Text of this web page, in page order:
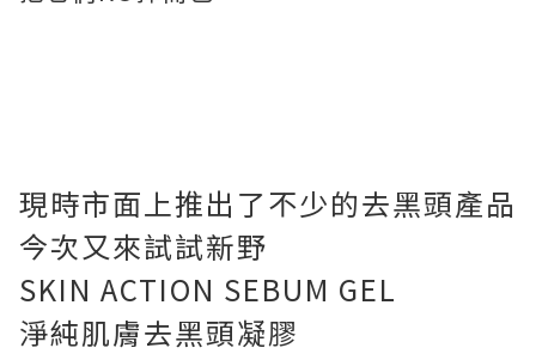
現時市面上推出了不少的去黑頭產品
今次又來試試新野
SKIN ACTION SEBUM GEL
淨純肌膚去黑頭凝膠